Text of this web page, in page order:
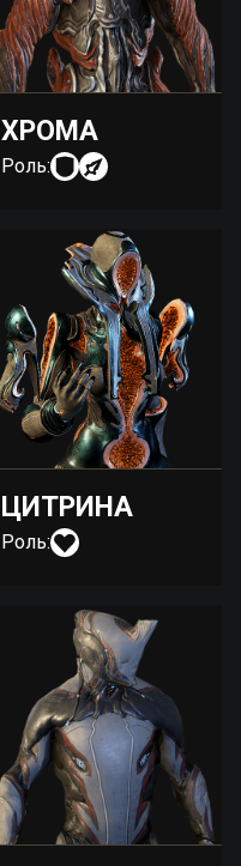
ХРОМА
Роль:
ЦИТРИНА
Роль: